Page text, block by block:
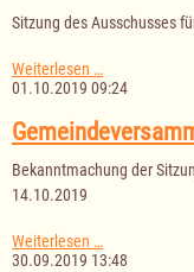
24.10.2019
Sitzung des Ausschusses
Weiterlesen …
des
für
Jugend,
Kultur
und
01.10.2019 09:24
Bekanntmachung der
14.10.2019
Weiterlesen …
Römnitz
30.09.2019 13:48